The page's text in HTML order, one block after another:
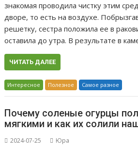
знакомая проводила чистку этим
дворе, то есть на воздухе.
решетку, сестра положила ее в
оставила до утра. В результате в
ЧИТАТЬ ДАЛЕЕ
Интересное Полезное Самое разное
Почему соленые огурцы
мягкими и как их солили
2024-07-25 Юра